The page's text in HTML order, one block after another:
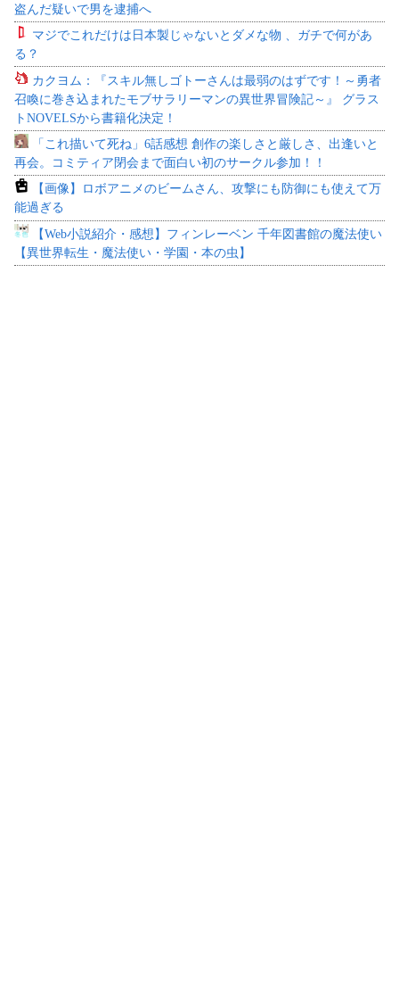
盗んだ疑いで男を逮捕へ
マジでこれだけは日本製じゃないとダメな物 、ガチで何があ
る？
カクヨム：『スキル無しゴトーさんは最弱のはずです！～勇者
召喚に巻き込まれたモブサラリーマンの異世界冒険記～』 グラス
トNOVELSから書籍化決定！
「これ描いて死ね」6話感想 創作の楽しさと厳しさ、出逢いと
再会。コミティア閉会まで面白い初のサークル参加！！
【画像】ロボアニメのビームさん、攻撃にも防御にも使えて万
能過ぎる
【Web小説紹介・感想】フィンレーベン 千年図書館の魔法使い
【異世界転生・魔法使い・学園・本の虫】